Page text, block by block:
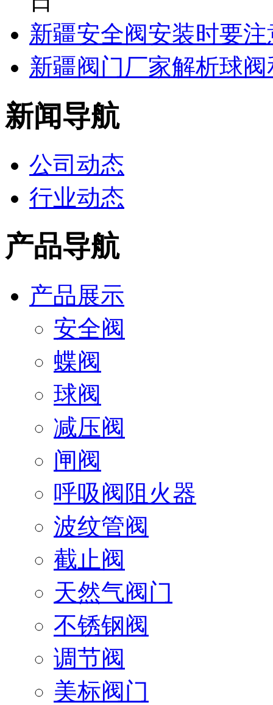
新疆安全阀安装时要
新疆阀门厂家解析球
新闻导航
公司动态
行业动态
产品导航
产品展示
安全阀
蝶阀
球阀
减压阀
闸阀
呼吸阀阻火器
波纹管阀
截止阀
天然气阀门
不锈钢阀
调节阀
美标阀门